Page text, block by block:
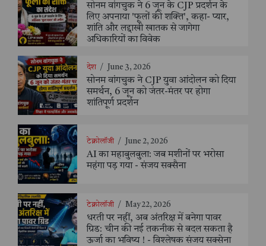
सोनम वांगचुक ने 6 जून के CJP प्रदर्शन के
लिए अपनाया 'फूलों की शक्ति', कहा- प्यार,
शांति और लद्दाखी खातक से जागेगा
अधिकारियों का विवेक
देश / June 3, 2026
सोनम वांगचुक ने CJP युवा आंदोलन को दिया
समर्थन, 6 जून को जंतर-मंतर पर होगा
शांतिपूर्ण प्रदर्शन
टेक्नोलॉजी / June 2, 2026
AI का महाबुलबुला: जब मशीनों पर भरोसा
महंगा पड़ गया - संजय सक्सैना
टेक्नोलॉजी / May 22, 2026
धरती पर नहीं, अब अंतरिक्ष में बनेगा पावर
ग्रिड: चीन की नई तकनीक से बदल सकता है
ऊर्जा का भविष्य ! - विश्लेषक संजय सक्सेना